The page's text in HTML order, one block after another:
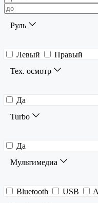
Руль
Левый
Правый
Тех. осмотр
Да
Turbo
Да
Мультимедиа
Bluetooth USB